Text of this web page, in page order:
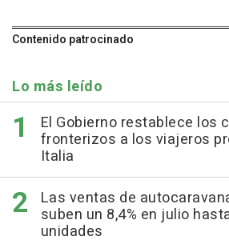
Contenido patrocinado
Lo más leído
El Gobierno restablece los
fronterizos a los viajeros
Italia
Las ventas de
suben un 8,4% en julio
unidades